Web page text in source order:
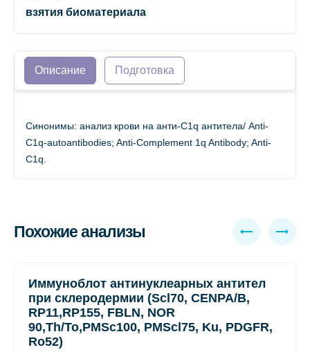
взятия биоматериала
Описание Подготовка
Синонимы: анализ крови на анти-С1q антитела/ Anti-
C1q-autoantibodies; Anti-Complement 1q Antibody; Anti-
C1q.
Похожие анализы
Иммуноблот антинуклеарных антител
при склеродермии (Scl70, СENPA/В,
RP11,RP155, FBLN, NOR
90,Th/To,PMSc100, PMScl75, Ku, PDGFR,
Ro52)